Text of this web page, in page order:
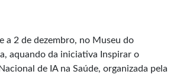
a 2 de dezembro, no Museu do
aquando da iniciativa Inspirar o
de IA na Saúde, organizada pela